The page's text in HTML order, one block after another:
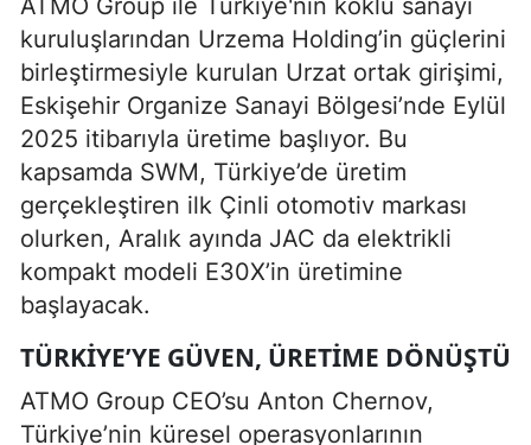
kuruluşlarından Urzema Holding’in güçlerini
birleştirmesiyle kurulan Urzat ortak girişimi,
Eskişehir Organize Sanayi Bölgesi’nde Eylül
2025 itibarıyla üretime başlıyor. Bu
kapsamda SWM, Türkiye’de üretim
gerçekleştiren ilk Çinli otomotiv markası
olurken, Aralık ayında JAC da elektrikli
kompakt modeli E30X’in üretimine
başlayacak.
TÜRKIYE’YE GÜVEN, ÜRETIME DÖNÜŞTÜ
ATMO Group CEO’su Anton Chernov,
Türkiye’nin küresel operasyonlarının